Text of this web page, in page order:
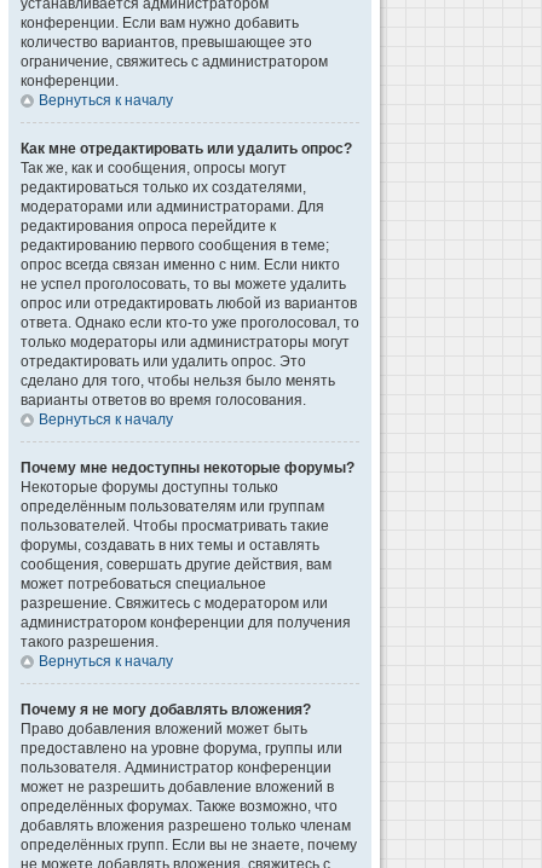
устанавливается администратором
конференции. Если вам нужно добавить
количество вариантов, превышающее это
ограничение, свяжитесь с администратором
конференции.
Вернуться к началу
Как мне отредактировать или удалить опрос?
Так же, как и сообщения, опросы могут
редактироваться только их создателями,
модераторами или администраторами. Для
редактирования опроса перейдите к
редактированию первого сообщения в теме;
опрос всегда связан именно с ним. Если никто
не успел проголосовать, то вы можете удалить
опрос или отредактировать любой из вариантов
ответа. Однако если кто-то уже проголосовал, то
только модераторы или администраторы могут
отредактировать или удалить опрос. Это
сделано для того, чтобы нельзя было менять
варианты ответов во время голосования.
Вернуться к началу
Почему мне недоступны некоторые форумы?
Некоторые форумы доступны только
определённым пользователям или группам
пользователей. Чтобы просматривать такие
форумы, создавать в них темы и оставлять
сообщения, совершать другие действия, вам
может потребоваться специальное
разрешение. Свяжитесь с модератором или
администратором конференции для получения
такого разрешения.
Вернуться к началу
Почему я не могу добавлять вложения?
Право добавления вложений может быть
предоставлено на уровне форума, группы или
пользователя. Администратор конференции
может не разрешить добавление вложений в
определённых форумах. Также возможно, что
добавлять вложения разрешено только членам
определённых групп. Если вы не знаете, почему
не можете добавлять вложения, свяжитесь с